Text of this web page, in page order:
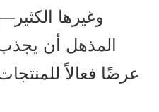
وغيرها
المذهل أن يجذب
عرضًا فعالاً